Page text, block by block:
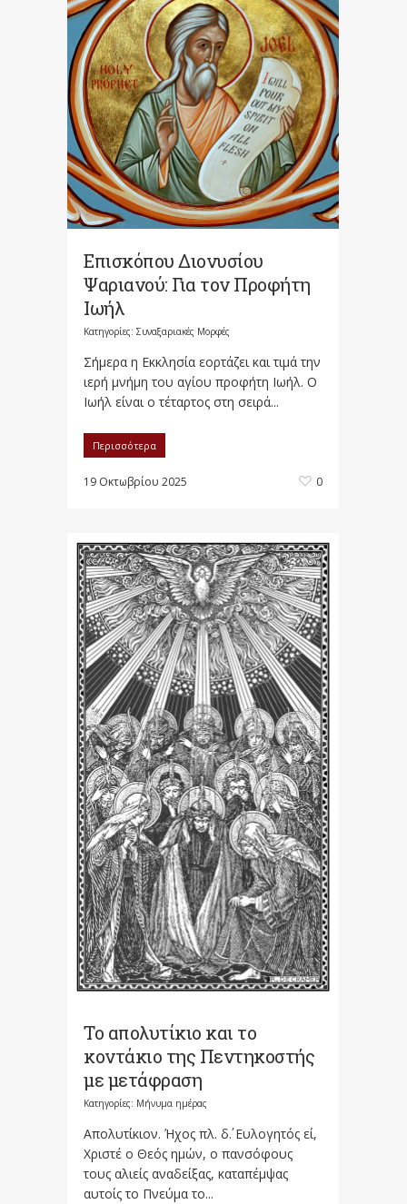
Επισκόπου Διονυσίου
Ψαριανού: Για τον Προφήτη
Ιωήλ
Κατηγορίες: Συναξαριακές Μορφές
Σήμερα η Εκκλησία εορτάζει και τιμά την
ιερή μνήμη του αγίου προφήτη Ιωήλ. Ο
Ιωήλ είναι ο τέταρτος στη σειρά...
Περισσότερα
19 Οκτωβρίου 2025 0
Το απολυτίκιο και το
κοντάκιο της Πεντηκοστής
με μετάφραση
Κατηγορίες: Μήνυμα ημέρας
Απολυτίκιον. Ήχος πλ. δ΄. Ευλογητός εί,
Χριστέ ο Θεός ημών, ο πανσόφους
τους αλιείς αναδείξας, καταπέμψας
αυτοίς το Πνεύμα το...